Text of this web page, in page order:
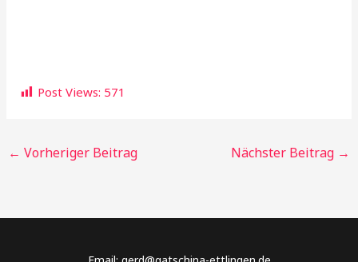
Post Views: 571
← Vorheriger Beitrag Nächster Beitrag →